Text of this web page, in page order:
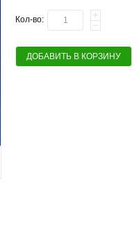
Кол-во:
ДОБАВИТЬ В КОРЗИНУ